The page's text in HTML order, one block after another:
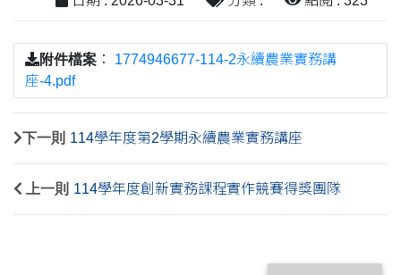
附件檔案 ： 1774946677-114-2永續農業實務講
座-4.pdf
下一則 114學年度第2學期永續農業實務講座
上一則 114學年度創新實務課程實作競賽得獎團隊